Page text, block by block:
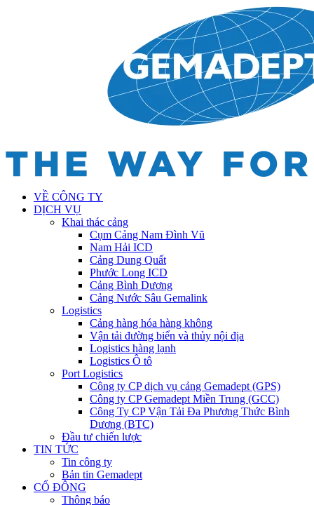
VỀ CÔNG TY
DỊCH VỤ
Khai thác cảng
Cụm Cảng Nam Đình Vũ
Nam Hải ICD
Cảng Dung Quất
Phước Long ICD
Cảng Bình Dương
Cảng Nước Sâu Gemalink
Logistics
Cảng hàng hóa hàng không
Vận tải đường biển và thủy nội địa
Logistics hàng lạnh
Logistics Ô tô
Port Logistics
Công ty CP dịch vụ cảng Gemadept (GPS)
Công ty CP Gemadept Miền Trung (GCC)
Công Ty CP Vận Tải Đa Phương Thức Bình
Dương (BTC)
Đầu tư chiến lược
TIN TỨC
Tin công ty
Bản tin Gemadept
CỔ ĐÔNG
Thông báo